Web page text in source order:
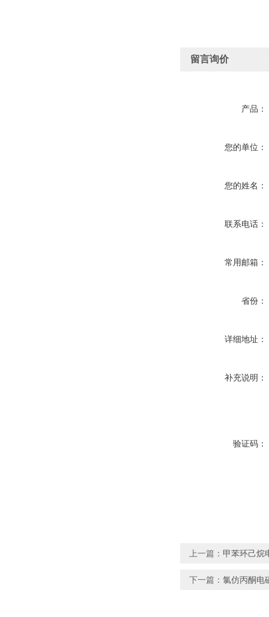
留言询价
产品：
您的单位：
您的姓名：
联系电话：
常用邮箱：
省份：
详细地址：
补充说明：
验证码：
上一篇： 甲苯环己烷
下一篇： 氯仿丙酮电